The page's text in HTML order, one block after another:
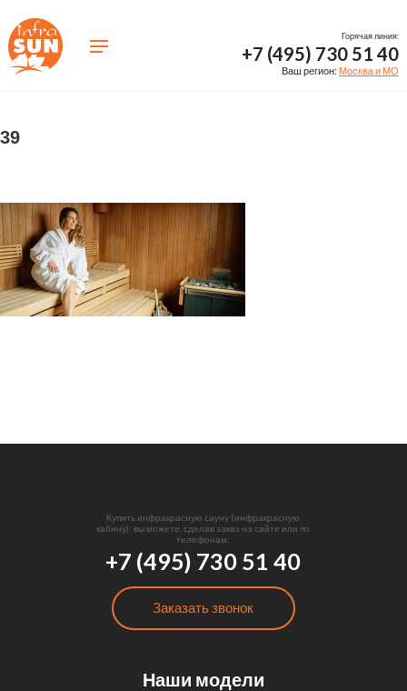
Горячая линия:
+7 (495) 730 51 40
Ваш регион: Москва и МО
39
Купить инфракрасную сауну (инфракрасную
кабину): вы можете, сделав заказ на сайте или по
телефонам:
+7 (495) 730 51 40
Заказать звонок
Наши модели